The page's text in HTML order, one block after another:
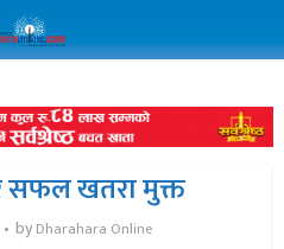
सफल खतरा मुक्त
by Dharahara Online